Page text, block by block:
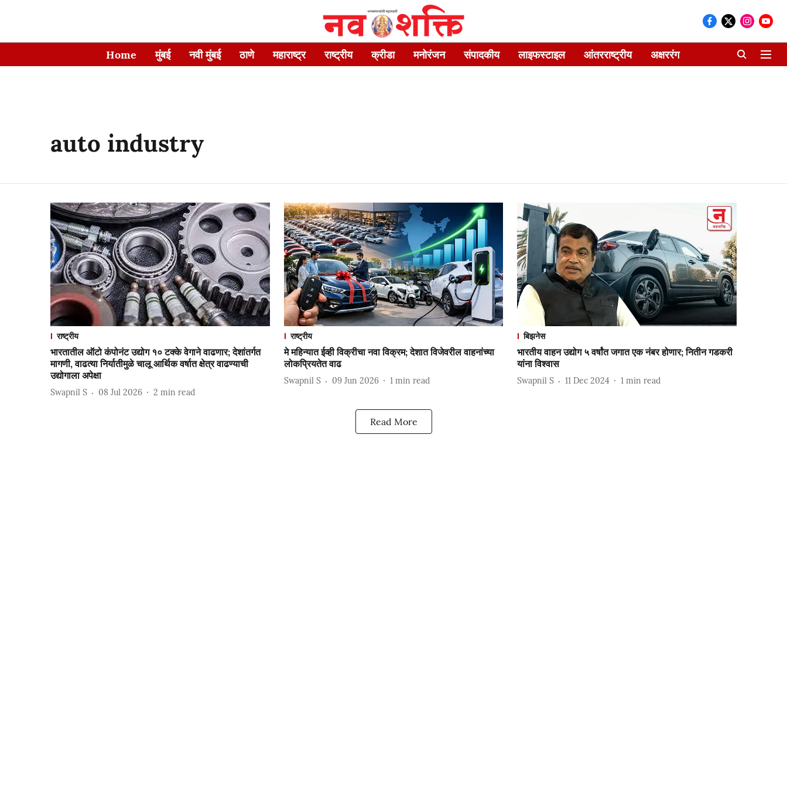
Home मुंबई नवी मुंबई ठाणे महाराष्ट्र राष्ट्रीय क्रीडा मनोरंजन संपादकीय लाइफस्टाइल आंतरराष्ट्रीय अक्षररंग
auto industry
राष्ट्रीय
भारतातील ऑटो कंपोनंट उद्योग १० टक्के वेगाने वाढणार; देशांतर्गत
मागणी, वाढत्या निर्यातीमुळे चालू आर्थिक वर्षात क्षेत्र वाढण्याची
उद्योगाला अपेक्षा
Swapnil S 08 Jul 2026 2 min read
राष्ट्रीय
मे महिन्यात ईव्ही विक्रीचा नवा विक्रम; देशात विजेवरील वाहनांच्या
लोकप्रियतेत वाढ
Swapnil S 09 Jun 2026 1 min read
बिझनेस
भारतीय वाहन उद्योग ५ वर्षांत जगात एक नंबर होणार; नितीन गडकरी
यांना विश्वास
Swapnil S 11 Dec 2024 1 min read
Read More